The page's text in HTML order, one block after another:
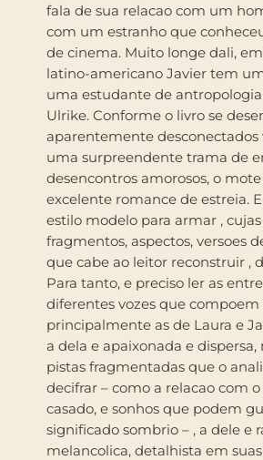
fala de sua relacao com um
com um estranho que
de cinema. Muito longe dali,
latino-americano Javier tem
uma estudante de
Ulrike. Conforme o livro se
aparentemente desconectados
uma surpreendente trama de
desencontros amorosos, o
excelente romance de estreia. E um livro do
estilo modelo para armar , cujas pecas sao
fragmentos, aspectos, versoes
que cabe ao leitor reconstruir ,
Para tanto, e preciso ler as
diferentes vozes que compoem
principalmente as de Laura e
a dela e apaixonada e dispersa,
pistas fragmentadas que o
decifrar – como a relacao com
casado, e sonhos que podem
significado sombrio – , a dele e
melancolica, detalhista em